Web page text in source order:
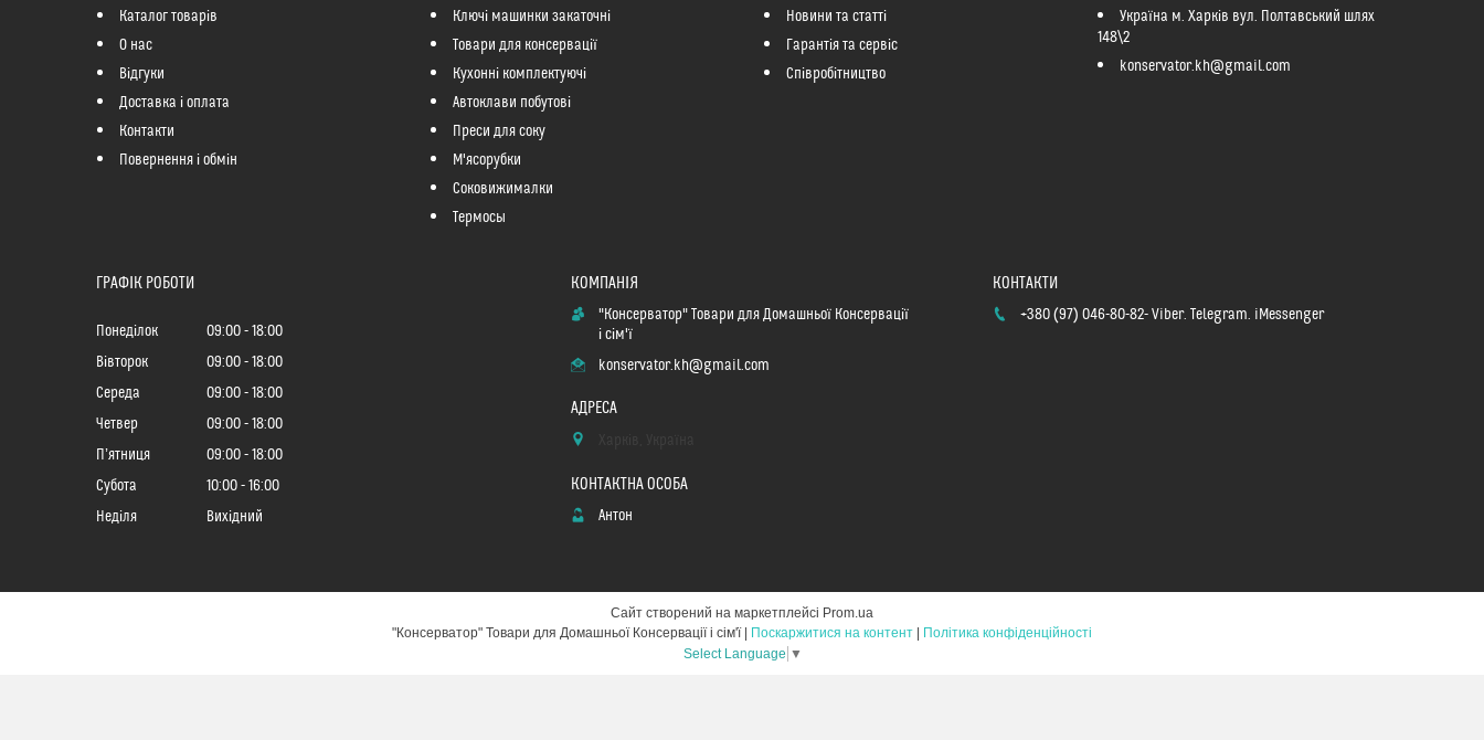
Каталог товарів
О нас
Відгуки
Доставка і оплата
Контакти
Повернення і обмін
Ключі машинки закаточні
Товари для консервації
Кухонні комплектуючі
Автоклави побутові
Преси для соку
М'ясорубки
Соковижималки
Термосы
Новини та статті
Гарантія та сервіс
Співробітництво
Україна м. Харків вул. Полтавський шлях
148\2
konservator.kh@gmail.com
ГРАФІК РОБОТИ
Понеділок 09:00
18:00
Вівторок
09:00
18:00
Середа
09:00
18:00
Четвер
09:00
18:00
Пʼятниця
09:00
18:00
Субота
10:00
16:00
Неділя
Вихідний
"Консерватор" Товари для Домашньої Консервації
і сім'ї
konservator.kh@gmail.com
Антон
+380 (97) 046-80-82 Viber. Telegram. iMessenger
Сайт створений на маркетплейсі Prom.ua
Поскаржитися на контент
Політика конфіденційності
Select Language ▼